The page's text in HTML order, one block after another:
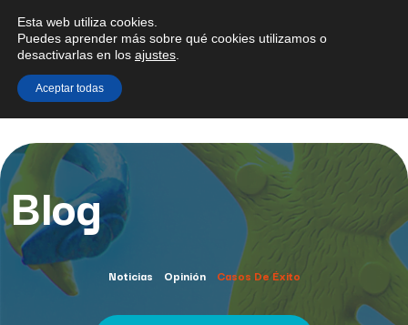
Blog
Noticias Opinión Casos De Éxito
Esta web utiliza cookies.
Puedes aprender más sobre qué cookies utilizamos o
desactivarlas en los ajustes
Aceptar todas